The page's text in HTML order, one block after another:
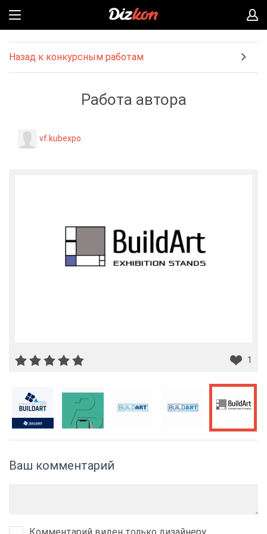
Назад к конкурсным работам
Работа автора
vf.kubexpo
1
Ваш комментарий